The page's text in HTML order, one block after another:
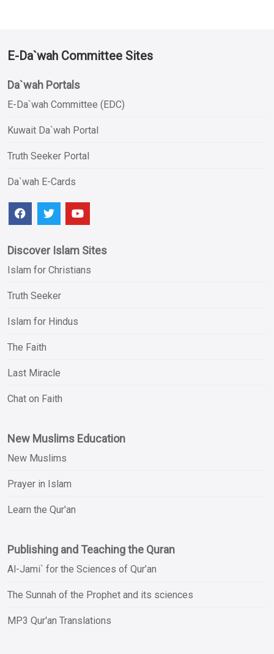
E-Da`wah Committee Sites
Da`wah Portals
E-Da`wah Committee (EDC)
Kuwait Da`wah Portal
Truth Seeker Portal
Da`wah E-Cards
Discover Islam Sites
Islam for Christians
Truth Seeker
Islam for Hindus
The Faith
Last Miracle
Chat on Faith
New Muslims Education
New Muslims
Prayer in Islam
Learn the Qur'an
Publishing and Teaching the Quran
Al-Jami` for the Sciences of Qur’an
The Sunnah of the Prophet and its sciences
MP3 Qur'an Translations